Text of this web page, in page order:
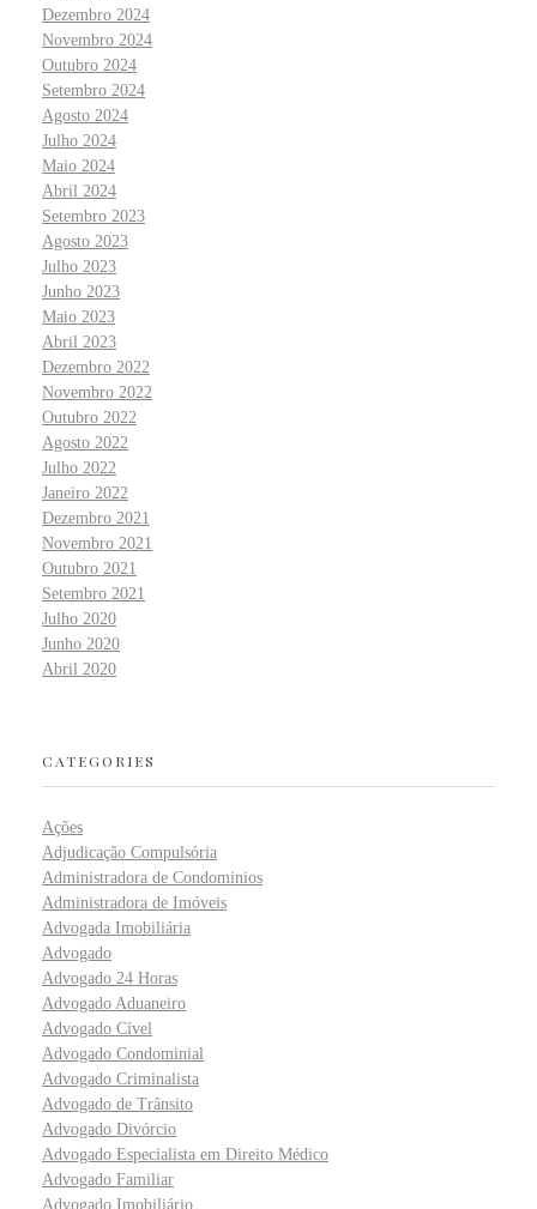
Dezembro 2024
Novembro 2024
Outubro 2024
Setembro 2024
Agosto 2024
Julho 2024
Maio 2024
Abril 2024
Setembro 2023
Agosto 2023
Julho 2023
Junho 2023
Maio 2023
Abril 2023
Dezembro 2022
Novembro 2022
Outubro 2022
Agosto 2022
Julho 2022
Janeiro 2022
Dezembro 2021
Novembro 2021
Outubro 2021
Setembro 2021
Julho 2020
Junho 2020
Abril 2020
CATEGORIES
Ações
Adjudicação Compulsória
Administradora de Condominios
Administradora de Imóveis
Advogada Imobiliária
Advogado
Advogado 24 Horas
Advogado Aduaneiro
Advogado Cível
Advogado Condominial
Advogado Criminalista
Advogado de Trânsito
Advogado Divórcio
Advogado Especialista em Direito Médico
Advogado Familiar
Advogado Imobiliário